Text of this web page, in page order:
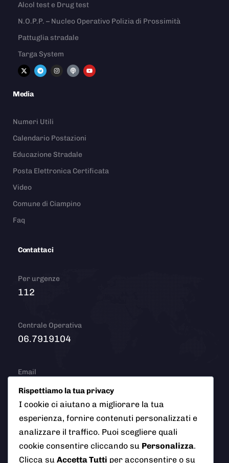
Alcol test e Drug test
N.O.P.P. – Nucleo Operativo Polizia di Prossimità
Pattuglia stradale
Targa System
Media
Numeri Utili
Calendario Postazioni
Educazione Stradale
Posta Elettronica Certificata
Video
Comune di Ciampino
Faq
Contattaci
Per urgenze
112
Centrale Operativa
06.7919104
Email
info@polizialocaleciampino.it
© 2026 Polizia Locale del Comune di Ciampino (Roma). Tutti
i diritti riservati
Rispettiamo la tua privacy
I cookie ci aiutano a migliorare la tua
esperienza, fornire contenuti personalizzati e
analizzare il traffico. Puoi scegliere quali
cookie consentire cliccando su Personalizza.
Clicca su Accetta Tutti per acconsentire o su